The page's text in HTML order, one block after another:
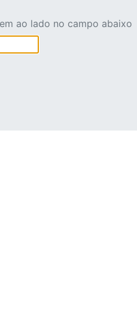
ao lado no campo abaixo